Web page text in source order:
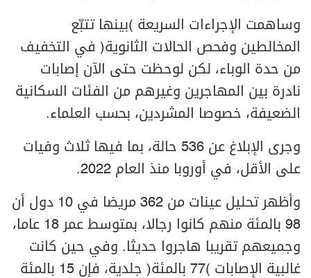
وساهمت الإجراءات السريعة (بينها تتبّع
المخالطين وفحص الحالات الثانوية) في التخفيف
من حدة الوباء، لكن لوحظت حتى الآن إصابات
نادرة بين المهاجرين وغيرهم من الفئات السكانية
الضعيفة، خصوصا المشردين، بحسب العلماء.
وجرى الإبلاغ عن 536 حالة، بما فيها ثلاث وفيات
على الأقل، في أوروبا منذ العام 2022.
وأظهر تحليل عينات من 362 مريضا في 10 دول أن
98 بالمئة منهم كانوا رجالا، بمتوسط عمر 18 عاما،
وجميعهم تقريبا هاجروا حديثا. وفي حين كانت
غالبية الإصابات (77 بالمئة) جلدية، فإن 15 بالمئة